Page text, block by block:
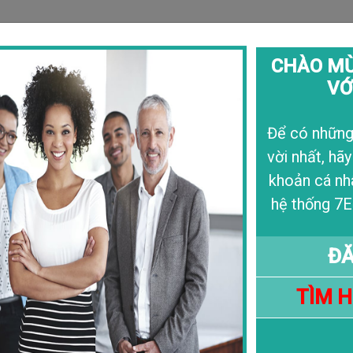
Những
20/10/2020
CHÀO
Để có
vời nhất,
khoản cá
hệ thống
TÌM